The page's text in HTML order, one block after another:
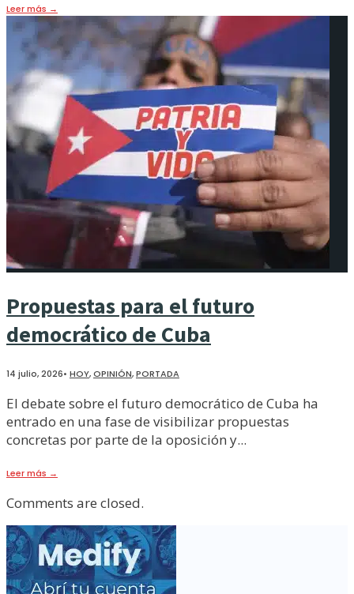
Leer más →
Propuestas para el futuro
democrático de Cuba
14 julio, 2026• HOY,OPINIÓN,PORTADA
El debate sobre el futuro democrático de Cuba ha
entrado en una fase de visibilizar propuestas
concretas por parte de la oposición y...
Leer más →
Comments are closed.